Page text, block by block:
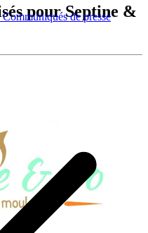
Communiqués de presse
pour Septine &